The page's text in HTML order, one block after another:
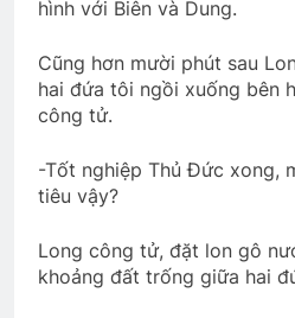
LÁ THƯ ĐÃ
Tagore)
3 Years Ago
Tâm thu gửi
hình với Biên và Dung.
Cũng hơn mười phút sau
hai đứa tôi ngồi xuống bên
công tử.
-Tốt nghiệp Thủ Đức xong,
tiêu vậy?
Long công tử, đặt lon gô
khoảng đất trống giữa hai